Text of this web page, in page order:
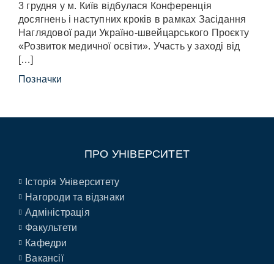
3 грудня у м. Київ відбулася Конференція
досягнень і наступних кроків в рамках Засідання
Наглядової ради Україно-швейцарського Проєкту
«Розвиток медичної освіти». Участь у заході від
[…]
Позначки
ПРО УНІВЕРСИТЕТ
Історія Університету
Нагороди та відзнаки
Адміністрація
Факультети
Кафедри
Вакансії